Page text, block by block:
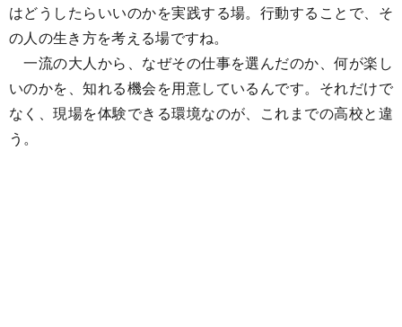
はどうしたらいいのかを実践する場。行動することで、そ
の人の生き方を考える場ですね。
一流の大人から、なぜその仕事を選んだのか、何が楽し
いのかを、知れる機会を用意しているんです。それだけで
なく、現場を体験できる環境なのが、これまでの高校と違
う。